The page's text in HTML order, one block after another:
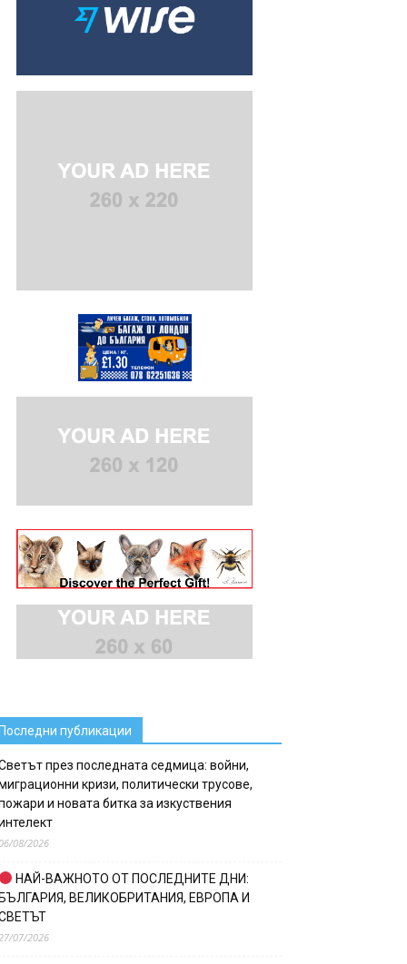
публикации
през последната седмица: войни,
кризи, политически трусове,
и новата битка за изкуствения
08/2026
НАЙ-ВАЖНОТО ОТ ПОСЛЕДНИТЕ ДНИ:
ВЕЛИКОБРИТАНИЯ, ЕВРОПА И
07/2026